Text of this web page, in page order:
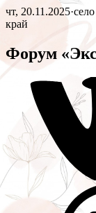
чт, 20.11.2025·
край
Форум